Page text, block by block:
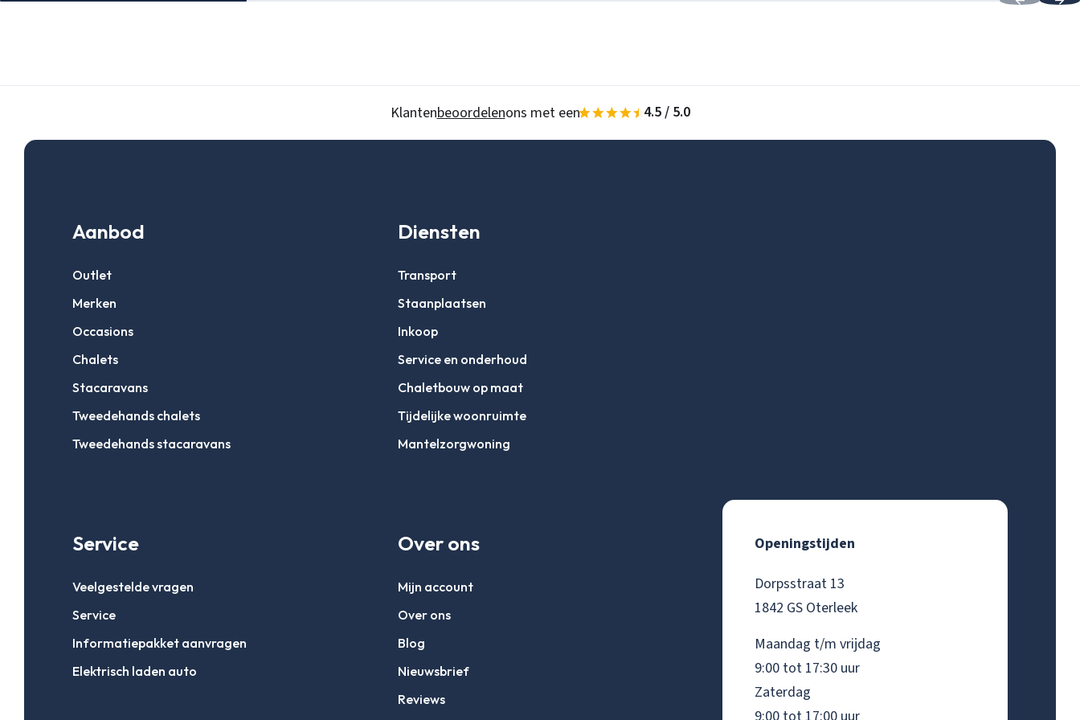
Klantenbeoordelenons met een 4.5 / 5.0
Aanbod
Outlet
Merken
Occasions
Chalets
Stacaravans
Tweedehands chalets
Tweedehands stacaravans
Diensten
Transport
Staanplaatsen
Inkoop
Service en onderhoud
Chaletbouw op maat
Tijdelijke woonruimte
Mantelzorgwoning
Service
Veelgestelde vragen
Service
Informatiepakket aanvragen
Elektrisch laden auto
Over ons
Mijn account
Over ons
Blog
Nieuwsbrief
Reviews
Openingstijden
Dorpsstraat 13
1842 GS Oterleek
Maandag t/m vrijdag
9:00 tot 17:30 uur
Zaterdag